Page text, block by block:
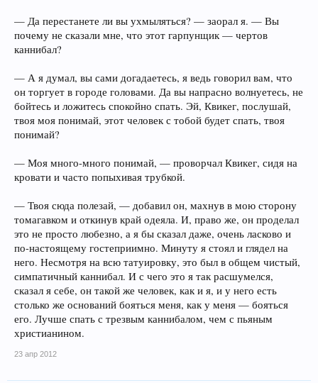
— Да перестанете ли вы ухмыляться? — заорал я. — Вы
почему не сказали мне, что этот гарпунщик — чертов
каннибал?
— А я думал, вы сами догадаетесь, я ведь говорил вам, что
он торгует в городе головами. Да вы напрасно волнуетесь, не
бойтесь и ложитесь спокойно спать. Эй, Квикег, послушай,
твоя моя понимай, этот человек с тобой будет спать, твоя
понимай?
— Моя много-много понимай, — проворчал Квикег, сидя на
кровати и часто попыхивая трубкой.
— Твоя сюда полезай, — добавил он, махнув в мою сторону
томагавком и откинув край одеяла. И, право же, он проделал
это не просто любезно, а я бы сказал даже, очень ласково и
по-настоящему гостеприимно. Минуту я стоял и глядел на
него. Несмотря на всю татуировку, это был в общем чистый,
симпатичный каннибал. И с чего это я так расшумелся,
сказал я себе, он такой же человек, как и я, и у него есть
столько же оснований бояться меня, как у меня — бояться
его. Лучше спать с трезвым каннибалом, чем с пьяным
христианином.
23 апр 2012